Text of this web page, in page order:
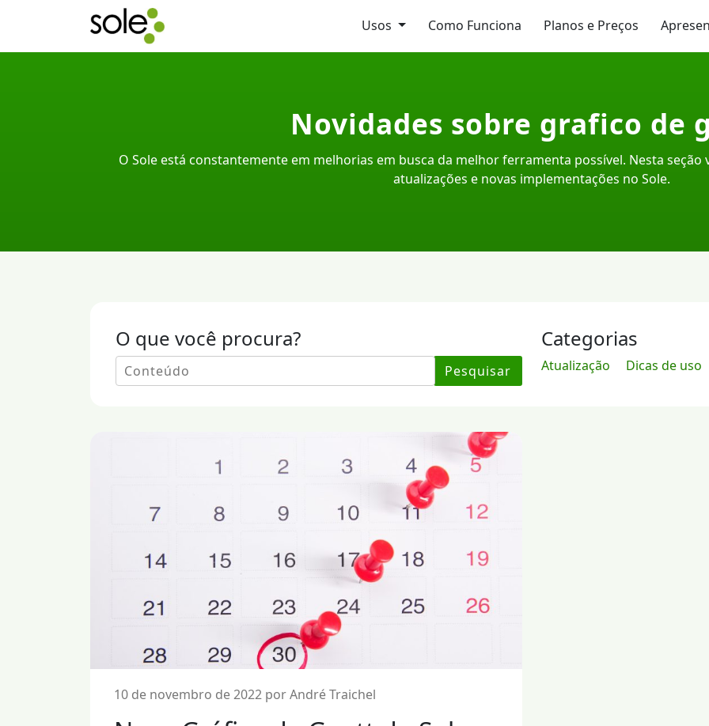
Usos Como Funciona Planos e Preços
Novidades sobre grafico de
O Sole está constantemente em melhorias em busca da melhor ferramenta possível. Nesta
atualizações e novas implementações no Sole.
O que você procura?
Pesquisar
Categorias
Atualização Dicas de uso
10 de novembro de 2022 por André Traichel